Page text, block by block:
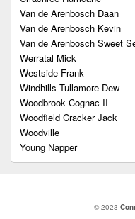
Van de Arenbosch Daan
Van de Arenbosch Kevin
Van de Arenbosch Sweet
Werratal Mick
Westside Frank
Windhills Tullamore Dew
Woodbrook Cognac II
Woodfield Cracker Jack
Woodville
Young Napper
© 2023